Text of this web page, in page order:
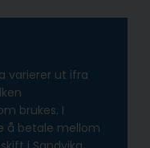
varierer ut ifra
brukes. I
å betale mellom